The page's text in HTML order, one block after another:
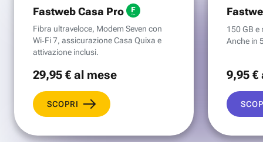
Fastweb Casa Pro
Fibra ultraveloce, Modem Seven con
Wi‑Fi 7, assicurazione Casa Quixa e
attivazione inclusi.
29,95 €al mese
SCOPRI
150 GB e
Anche in
9,95 €